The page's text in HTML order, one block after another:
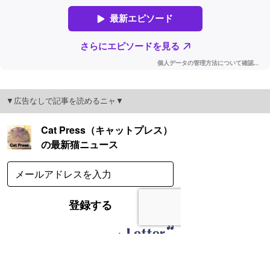
▼広告なしで記事を読めるニャ▼